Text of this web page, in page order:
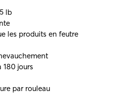
lb
les produits en feutre
jours
par rouleau